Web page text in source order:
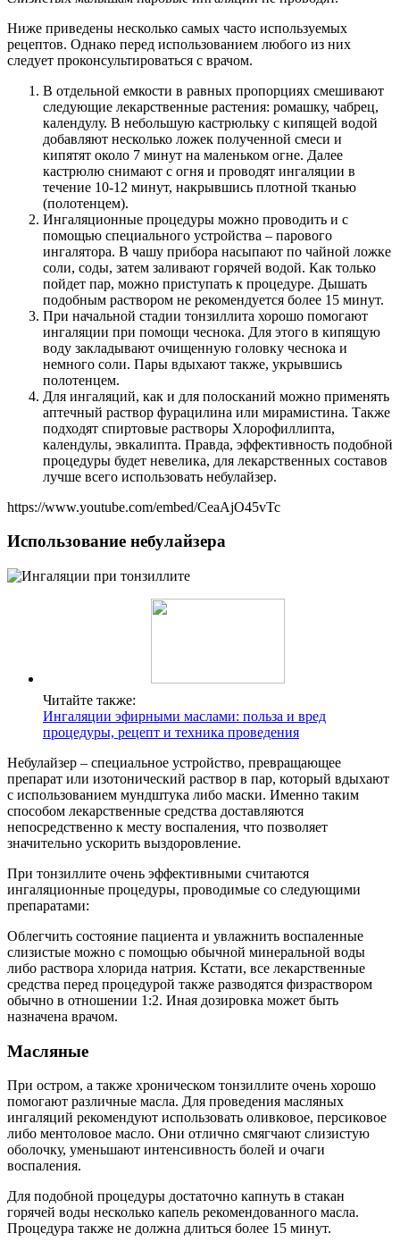
Ниже приведены несколько самых часто используемых
рецептов. Однако перед использованием любого из них
следует проконсультироваться с врачом.
В отдельной емкости в равных пропорциях смешивают
следующие лекарственные растения: ромашку, чабрец,
календулу. В небольшую кастрюльку с кипящей водой
добавляют несколько ложек полученной смеси и
кипятят около 7 минут на маленьком огне. Далее
кастрюлю снимают с огня и проводят ингаляции в
течение 10-12 минут, накрывшись плотной тканью
(полотенцем).
Ингаляционные процедуры можно проводить и с
помощью специального устройства – парового
ингалятора. В чашу прибора насыпают по чайной ложке
соли, соды, затем заливают горячей водой. Как только
пойдет пар, можно приступать к процедуре. Дышать
подобным раствором не рекомендуется более 15 минут.
При начальной стадии тонзиллита хорошо помогают
ингаляции при помощи чеснока. Для этого в кипящую
воду закладывают очищенную головку чеснока и
немного соли. Пары вдыхают также, укрывшись
полотенцем.
Для ингаляций, как и для полосканий можно применять
аптечный раствор фурацилина или мирамистина. Также
подходят спиртовые растворы Хлорофиллипта,
календулы, эвкалипта. Правда, эффективность подобной
процедуры будет невелика, для лекарственных составов
лучше всего использовать небулайзер.
https://www.youtube.com/embed/CeaAjO45vTc
Использование небулайзера
Читайте также:
Ингаляции эфирными маслами: польза и вред
процедуры, рецепт и техника проведения
Небулайзер – специальное устройство, превращающее
препарат или изотонический раствор в пар, который вдыхают
с использованием мундштука либо маски. Именно таким
способом лекарственные средства доставляются
непосредственно к месту воспаления, что позволяет
значительно ускорить выздоровление.
При тонзиллите очень эффективными считаются
ингаляционные процедуры, проводимые со следующими
препаратами:
Облегчить состояние пациента и увлажнить воспаленные
слизистые можно с помощью обычной минеральной воды
либо раствора хлорида натрия. Кстати, все лекарственные
средства перед процедурой также разводятся физраствором
обычно в отношении 1:2. Иная дозировка может быть
назначена врачом.
Масляные
При остром, а также хроническом тонзиллите очень хорошо
помогают различные масла. Для проведения масляных
ингаляций рекомендуют использовать оливковое, персиковое
либо ментоловое масло. Они отлично смягчают слизистую
оболочку, уменьшают интенсивность болей и очаги
воспаления.
Для подобной процедуры достаточно капнуть в стакан
горячей воды несколько капель рекомендованного масла.
Процедура также не должна длиться более 15 минут.